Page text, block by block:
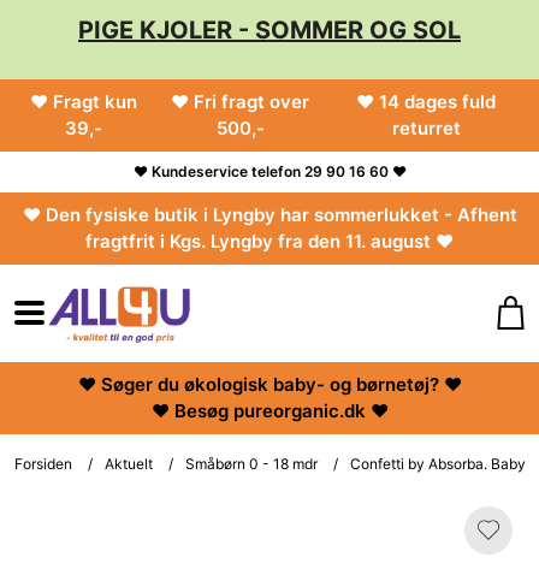
PIGE KJOLER - SOMMER OG SOL
♥ Fragt kun
39,-
♥ Fri fragt over
500,-
♥ 14 dages fuld
returret
♥ Kundeservice telefon 29 90 16 60 ♥
♥ Den fysiske butik i Lyngby har sommerlukket - Afhent
fragtfrit i Kgs. Lyngby fra den 11. august ♥
♥ Søger du økologisk baby- og børnetøj? ♥
♥ Besøg pureorganic.dk ♥
Forsiden / Aktuelt / Småbørn 0 - 18 mdr / Confetti by Absorba.